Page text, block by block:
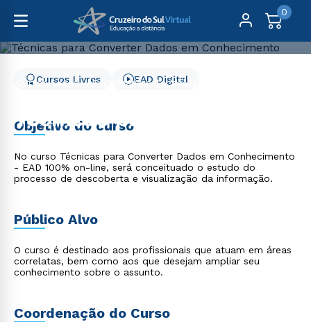
0
Cursos Livres
Engenharia e Tecnologia
Técnicas para Converter
Dados em Conhecimento
Cursos Livres EAD Digital
Objetivo do curso
No curso Técnicas para Converter Dados em Conhecimento
- EAD 100% on-line, será conceituado o estudo do
processo de descoberta e visualização da informação.
Público Alvo
O curso é destinado aos profissionais que atuam em áreas
correlatas, bem como aos que desejam ampliar seu
conhecimento sobre o assunto.
Coordenação do Curso